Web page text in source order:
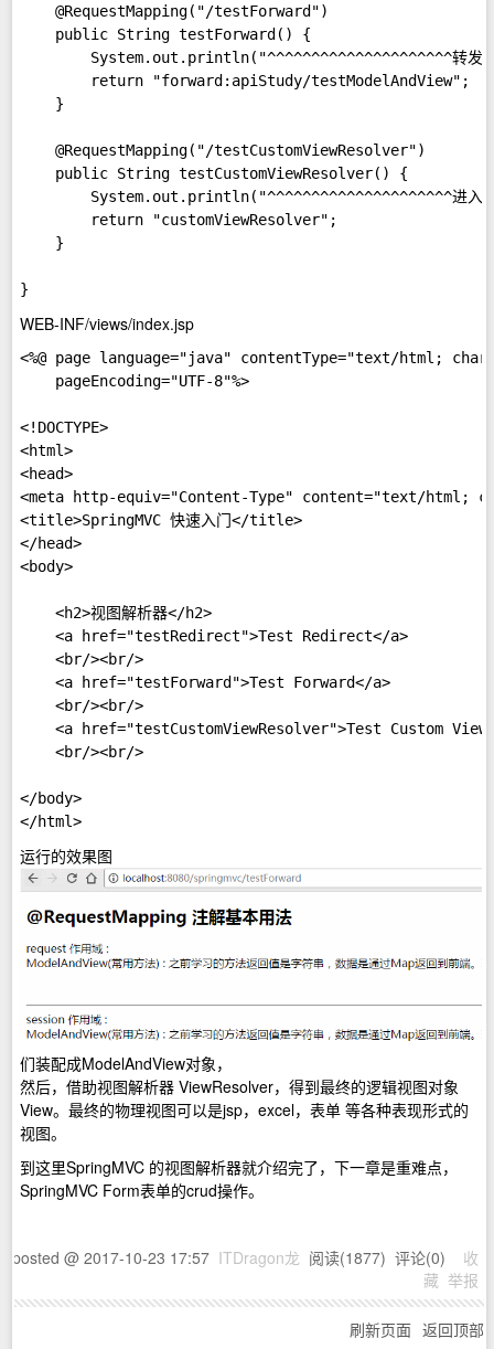
    @RequestMapping("/testForward")
    public String testForward() {
System.out.println("^^^^^^^^^^^^^^^^^^^^^转发
        return "forward:apiStudy/testModelAndView";
    }
    @RequestMapping("/testCustomViewResolver")
    public String testCustomViewResolver() {
System.out.println("^^^^^^^^^^^^^^^^^^^^^进入
        return "customViewResolver";
    }
WEB-INF/views/index.jsp
<%@ page language="java" contentType="text/html;
    pageEncoding="UTF-8"%>
<!DOCTYPE>
<html>
<head>
<meta http-equiv="Content-Type" content="text/html;
<title>SpringMVC 快速入门</title>
</head>
<body>
    <h2>视图解析器</h2>
    <a href="testRedirect">Test Redirect</a>
    <br/><br/>
    <a href="testForward">Test Forward</a>
    <br/><br/>
<a href="testCustomViewResolver">Test Custom
    <br/><br/>
</body>
运行的效果图
们装配成ModelAndView对象，
然后，借助视图解析器 ViewResolver，得到最终的逻辑视图对象
View。最终的物理视图可以是jsp，excel，表单 等各种表现形式的
视图。
到这里SpringMVC 的视图解析器就介绍完了，下一章是重难点，
SpringMVC Form表单的crud操作。
posted @ 2017-10-23 17:57 ITDragon龙 阅读(1877) 评论(0) 收
藏 举报
刷新页面 返回顶部